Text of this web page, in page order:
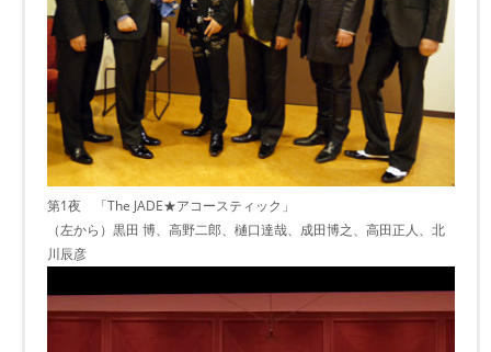
第1夜 「The JADE★アコースティック」
（左から）黒田 博、高野二郎、樋口達哉、成田博之、高田正人、北
川辰彦